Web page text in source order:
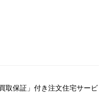
取保証」付き注文住宅サービ